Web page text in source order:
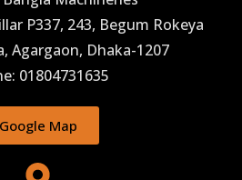
P337, 243, Begum Rokeya
Agargaon, Dhaka-1207
01804731635
Google Map